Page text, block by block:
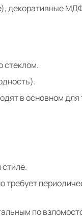
декоративные
стеклом.
в основном
по